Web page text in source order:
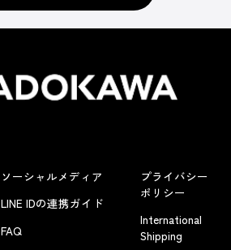
ソーシャルメディア
LINE IDの連携ガイド
FAQ
プライバシー
ポリシー
International
Shipping